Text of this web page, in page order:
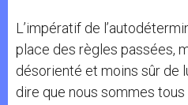
L’impératif de
place des règles passées,
désorienté et moins sûr de
dire que nous sommes